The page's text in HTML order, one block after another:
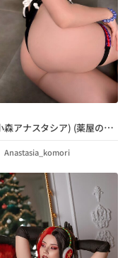
猫猫 (小森アナスタシア) (薬屋のひとりごと)
Anastasia_komori